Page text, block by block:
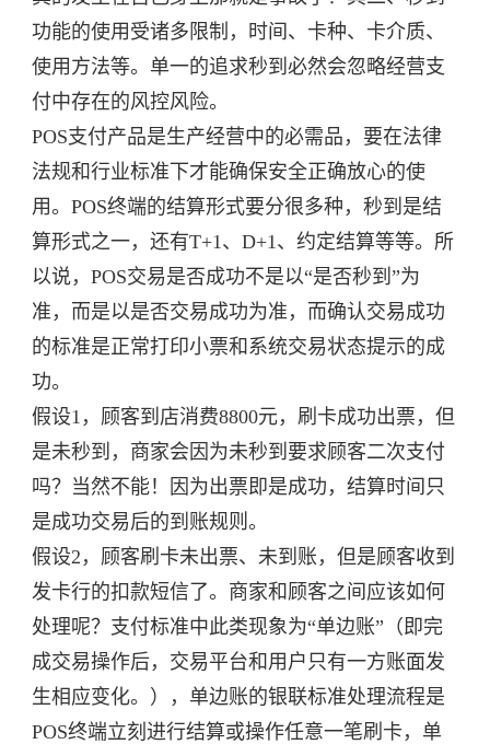
功能的使用受诸多限制，时间、卡种、卡介质、
使用方法等。单一的追求秒到必然会忽略经营支
付中存在的风控风险。
POS支付产品是生产经营中的必需品，要在法律
法规和行业标准下才能确保安全正确放心的使
用。POS终端的结算形式要分很多种，秒到是结
算形式之一，还有T+1、D+1、约定结算等等。所
以说，POS交易是否成功不是以“是否秒到”为
准，而是以是否交易成功为准，而确认交易成功
的标准是正常打印小票和系统交易状态提示的成
功。
假设1，顾客到店消费8800元，刷卡成功出票，但
是未秒到，商家会因为未秒到要求顾客二次支付
吗？当然不能！因为出票即是成功，结算时间只
是成功交易后的到账规则。
假设2，顾客刷卡未出票、未到账，但是顾客收到
发卡行的扣款短信了。商家和顾客之间应该如何
处理呢？支付标准中此类现象为“单边账”（即完
成交易操作后，交易平台和用户只有一方账面发
生相应变化。），单边账的银联标准处理流程是
POS终端立刻进行结算或操作任意一笔刷卡，单